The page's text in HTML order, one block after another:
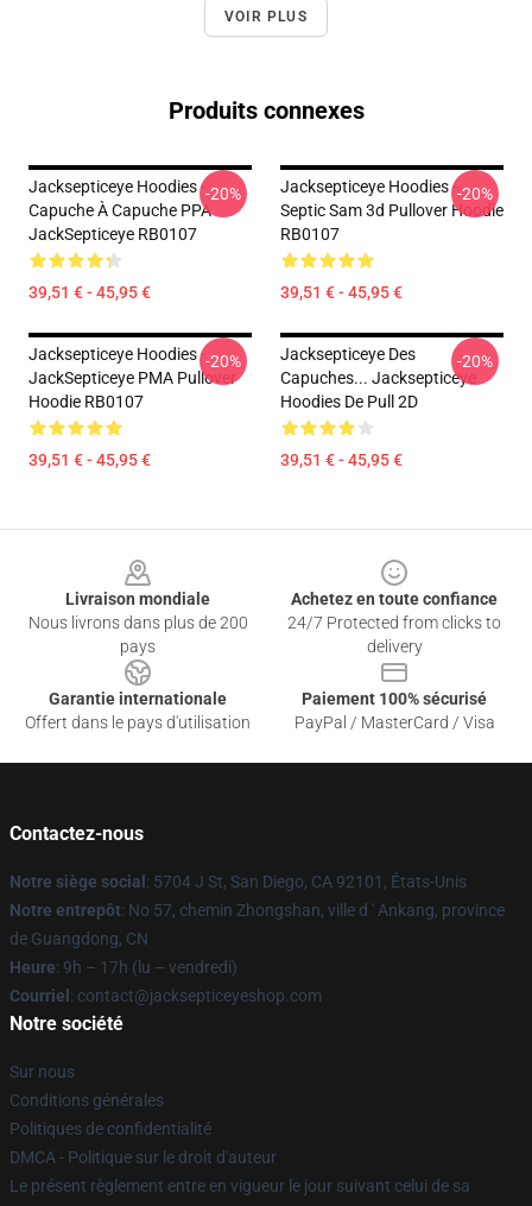
VOIR PLUS
Produits connexes
Jacksepticeye Hoodies -
Capuche À Capuche PPA
JackSepticeye RB0107
39,51 € - 45,95 €
-20%
Jacksepticeye Hoodies -
Septic Sam 3d Pullover Hoodie
RB0107
39,51 € - 45,95 €
-20%
Jacksepticeye Hoodies -
JackSepticeye PMA Pullover
Hoodie RB0107
39,51 € - 45,95 €
-20%
Jacksepticeye Des
Capuches... Jacksepticeye
Hoodies De Pull 2D
39,51 € - 45,95 €
-20%
Livraison mondiale
Nous livrons dans plus de 200
pays
Achetez en toute confiance
24/7 Protected from clicks to
delivery
Garantie internationale
Offert dans le pays d'utilisation
Paiement 100% sécurisé
PayPal / MasterCard / Visa
Contactez-nous
Notre siège social : 5704 J St, San Diego, CA 92101, États-Unis
Notre entrepôt: No 57, chemin Zhongshan, ville d ' Ankang, province
de Guangdong, CN
Heure: 9h – 17h (lu – vendredi)
Courriel : contact@jacksepticeyeshop.com
Notre société
Sur nous
Conditions générales
Politiques de confidentialité
DMCA - Politique sur le droit d'auteur
Le présent règlement entre en vigueur le jour suivant celui de sa